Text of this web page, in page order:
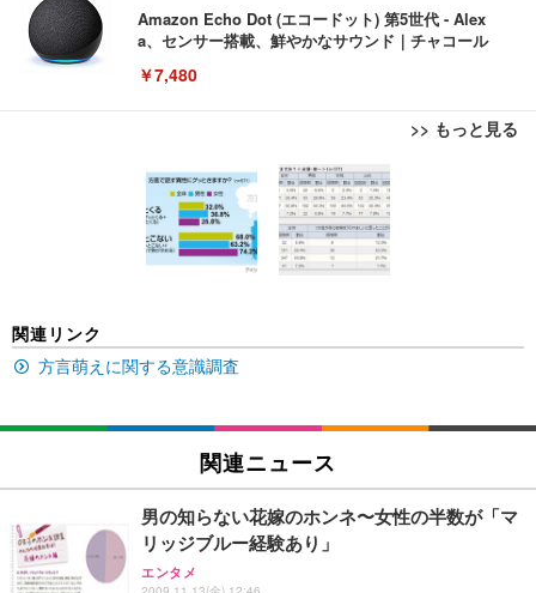
Amazon Echo Dot (エコードット) 第5世代 - Alex
a、センサー搭載、鮮やかなサウンド｜チャコール
￥7,480
>> もっと見る
[EdoErgo] オフィスチェア 椅子 テレワーク 疲れな
い 跳ね上げ式アームレスト コンパクト 約105度ロッ
キング pc 事務椅子 360度回転 座面昇降 強化ナイロ
ン樹脂ベース 通気性メッシュ 在宅ワーク H-WY01
(黒網+黒枠+黒足)
￥5,699
ュチェア 人間工学 疲れない ブラック
￥27,999
Sezlife オフィスチェア デスクチェア 疲れない テレ
ワーク チェア 強化バックレスト 30度ロッキング機
レスト 3Dヘッドレスト ハンガー付き 高反発クッシ
ョン PCチェア 通気性メッシュ ゲーミング/勉強/事
務用 おしゃれ パソコンチェア (ブラック)
￥7,680
EIZO ビジネス向けプレミアムモニター | FlexScan
EV3240X-WT | 31.5型4K UHD・USB Type-C・ホワ
イト
￥105,595
イト
【純正品】27"ゲーミングモニター DualSense 充電
フック付き（CFI-ZDM1J）
￥49,979
Amazonベーシック ペットシーツ 薄型 レギュラー 1
回使い捨て 無香料 ホワイト 300枚
￥3,373
x2袋(84枚) ホワイト(吸収面:ライトブルー)
￥3,234
ネオ・ルーライフ ネオ・オムツ L 中型犬用 26枚入
り 単品
￥1,800
関連リンク
方言萌えに関する意識調査
関連ニュース
男の知らない花嫁のホンネ〜女性の半数が「マ
リッジブルー経験あり」
エンタメ